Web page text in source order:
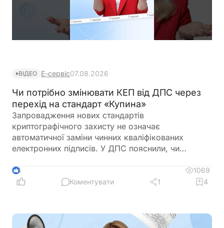
ВІДЕО Е-сервіс07.08.2026
Чи потрібно змінювати КЕП від ДПС через
перехід на стандарт «Купина»
Запровадження нових стандартів
криптографічного захисту не означає
автоматичної заміни чинних кваліфікованих
електронних підписів. У ДПС пояснили, чи
ДПС, після переходу на новий стандарт «Купина»
та чи потрібно користувачам отримувати нові
5
1069
Коментувати
1 4